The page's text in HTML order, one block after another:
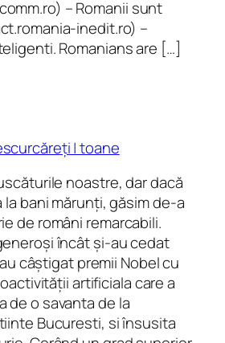
– Romanii sunt
inedit.ro) –
Romanians are […]
| toane
noastre, dar dacă
la bani mărunți, găsim de-a
de români remarcabili.
încât și-au cedat
câștigat premii Nobel cu
artificiala care a
de o savanta de la
Bucuresti, si însusita